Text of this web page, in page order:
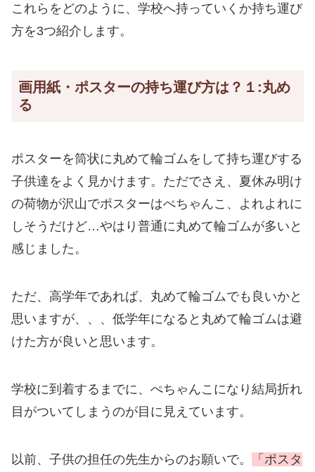
これらをどのように、学校へ持っていくか持ち運び
方を3つ紹介します。
画用紙・ポスターの持ち運び方は？１:丸め
る
ポスターを筒状に丸めて輪ゴムをして持ち運びする
子供達をよく見かけます。ただでさえ、夏休み明け
の荷物が沢山でポスターはぺちゃんこ、よれよれに
しそうだけど…やはり普通に丸めて輪ゴムが多いと
感じました。
ただ、高学年であれば、丸めて輪ゴムでも良いかと
思いますが、、、低学年になると丸めて輪ゴムは避
けた方が良いと思います。
学校に到着するまでに、ぺちゃんこになり結局折れ
目がついてしまうのが目に見えています。
以前、子供の担任の先生からのお願いで。 「ポスタ